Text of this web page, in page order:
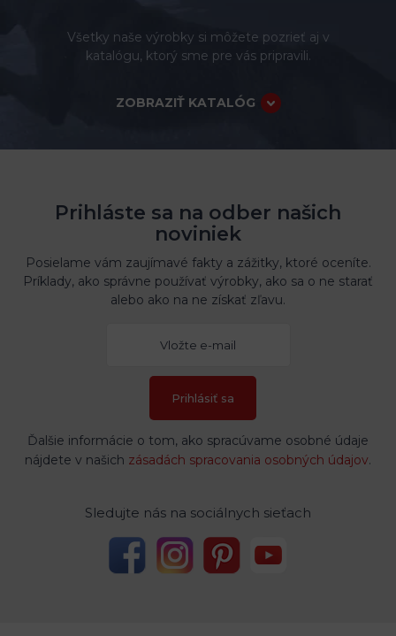
Všetky naše výrobky si môžete pozrieť aj v
katalógu, ktorý sme pre vás pripravili.
ZOBRAZIŤ KATALÓG
Prihláste sa na odber našich
noviniek
Posielame vám zaujímavé fakty a zážitky, ktoré oceníte.
Príklady, ako správne používať výrobky, ako sa o ne starať
alebo ako na ne získať zľavu.
Prihlásiť sa
Ďalšie informácie o tom, ako spracúvame osobné údaje
nájdete v našich zásadách spracovania osobných údajov.
Sledujte nás na sociálnych sieťach